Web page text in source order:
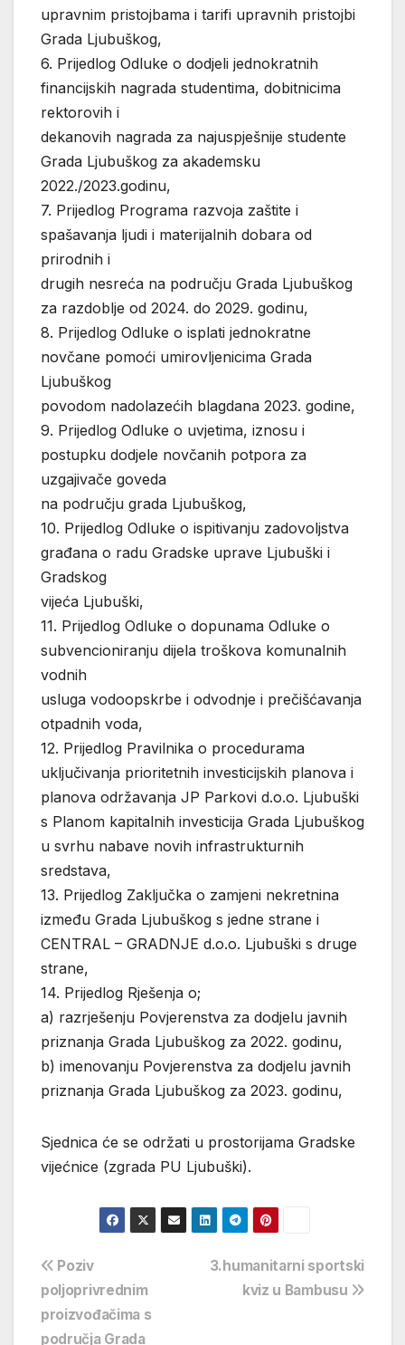
upravnim pristojbama i tarifi upravnih pristojbi
Grada Ljubuškog,
6. Prijedlog Odluke o dodjeli jednokratnih
financijskih nagrada studentima, dobitnicima
rektorovih i
dekanovih nagrada za najuspješnije studente
Grada Ljubuškog za akademsku
2022./2023.godinu,
7. Prijedlog Programa razvoja zaštite i
spašavanja ljudi i materijalnih dobara od
prirodnih i
drugih nesreća na području Grada Ljubuškog
za razdoblje od 2024. do 2029. godinu,
8. Prijedlog Odluke o isplati jednokratne
novčane pomoći umirovljenicima Grada
Ljubuškog
povodom nadolazećih blagdana 2023. godine,
9. Prijedlog Odluke o uvjetima, iznosu i
postupku dodjele novčanih potpora za
uzgajivače goveda
na području grada Ljubuškog,
10. Prijedlog Odluke o ispitivanju zadovoljstva
građana o radu Gradske uprave Ljubuški i
Gradskog
vijeća Ljubuški,
11. Prijedlog Odluke o dopunama Odluke o
subvencioniranju dijela troškova komunalnih
vodnih
usluga vodoopskrbe i odvodnje i prečišćavanja
otpadnih voda,
12. Prijedlog Pravilnika o procedurama
uključivanja prioritetnih investicijskih planova i
planova održavanja JP Parkovi d.o.o. Ljubuški
s Planom kapitalnih investicija Grada Ljubuškog
u svrhu nabave novih infrastrukturnih
sredstava,
13. Prijedlog Zaključka o zamjeni nekretnina
između Grada Ljubuškog s jedne strane i
CENTRAL – GRADNJE d.o.o. Ljubuški s druge
strane,
14. Prijedlog Rješenja o;
a) razrješenju Povjerenstva za dodjelu javnih
priznanja Grada Ljubuškog za 2022. godinu,
b) imenovanju Povjerenstva za dodjelu javnih
priznanja Grada Ljubuškog za 2023. godinu,
Sjednica će se održati u prostorijama Gradske
vijećnice (zgrada PU Ljubuški).
Navigacija
objava
3.humanitarni sportski
kviz u Bambusu
Poziv
poljoprivrednim
proizvođačima s
područja Grada